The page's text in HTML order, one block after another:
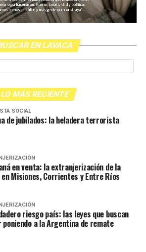
EN LAVACA
LO MÁS RECIENTE
SOCIAL
de jubilados: la heladera terrorista
en venta: la extranjerización de la
Misiones, Corrientes y Entre Ríos
riesgo país: las leyes que buscan
poniendo a la Argentina de remate